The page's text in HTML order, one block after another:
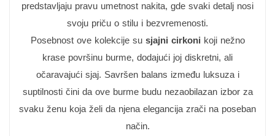
predstavljaju pravu umetnost nakita, gde svaki detalj nosi
svoju priču o stilu i bezvremenosti.
Posebnost ove kolekcije su sjajni cirkoni koji nežno
krase površinu burme, dodajući joj diskretni, ali
očaravajući sjaj. Savršen balans između luksuza i
suptilnosti čini da ove burme budu nezaobilazan izbor za
svaku ženu koja želi da njena elegancija zrači na poseban
način.